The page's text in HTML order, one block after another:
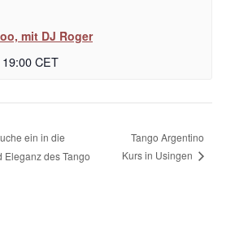
mit DJ Roger
19:00CET
ein in die
Eleganz des Tango
Tango Argentino
Kurs in Usingen